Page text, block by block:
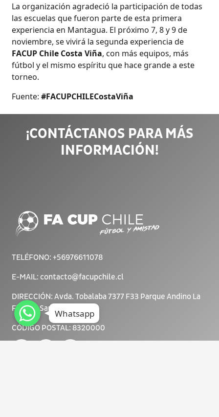
La organización agradeció la participación de todas
las escuelas que fueron parte de esta primera
experiencia en Mantagua. El próximo 7, 8 y 9 de
noviembre, se vivirá la segunda experiencia de
FACUP Chile Costa Viña, con más equipos, más
fútbol y el mismo espíritu que hace grande a este
torneo.
Fuente: #FACUPCHILECostaViña
¡CONTÁCTANOS PARA MÁS
INFORMACIÓN!
TELÉFONO: +56976611078
E-MAIL: contacto@facupchile.cl
DIRECCIÓN: Avda. Tobalaba 7377 F33 Parque Andino La
Florida, Santiago
CÓDIGO POSTAL: 8320000
WhatsApp
WhatsApp
WhatsApp
Whatsapp